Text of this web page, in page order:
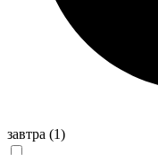
завтра (1)